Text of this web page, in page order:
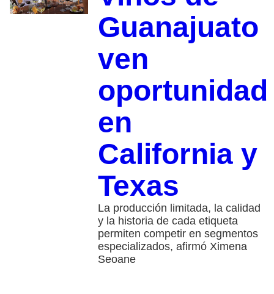
Guanajuato
ven
oportunidad
en
California y
Texas
La producción limitada, la calidad
y la historia de cada etiqueta
permiten competir en segmentos
especializados, afirmó Ximena
Seoane